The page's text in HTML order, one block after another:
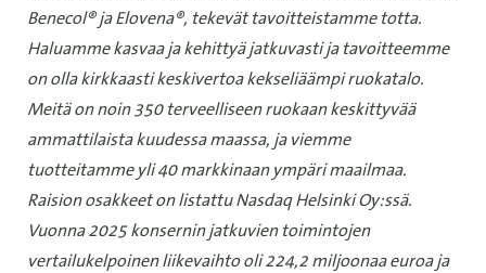
Benecol® ja Elovena®, tekevät tavoitteistamme totta.
Haluamme kasvaa ja kehittyä jatkuvasti ja tavoitteemme
on olla kirkkaasti keskivertoa kekseliäämpi ruokatalo.
Meitä on noin 350 terveelliseen ruokaan keskittyvää
ammattilaista kuudessa maassa, ja viemme
tuotteitamme yli 40 markkinaan ympäri maailmaa.
Raision osakkeet on listattu Nasdaq Helsinki Oy:ssä.
Vuonna 2025 konsernin jatkuvien toimintojen
vertailukelpoinen liikevaihto oli 224,2 miljoonaa euroa ja